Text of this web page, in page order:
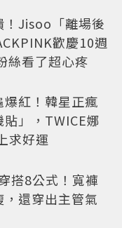
！Jisoo「離場後
歡慶10週
絲看了超心疼
紅！韓星正瘋
貼」，TWICE娜
求好運
搭8公式！寬褲
還穿出主管氣